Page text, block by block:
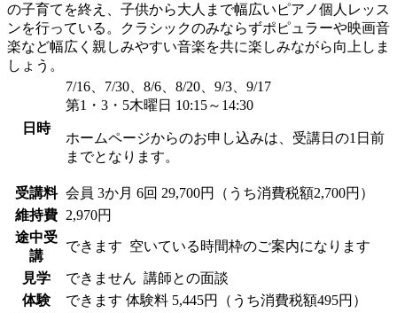
の子育てを終え、子供から大人まで幅広いピアノ個人レッス
ンを行っている。クラシックのみならずポピュラーや映画音
楽など幅広く親しみやすい音楽を共に楽しみながら向上しま
しょう。
日時
7/16、7/30、8/6、8/20、9/3、9/17
第1・3・5木曜日 10:15～14:30
ホームページからのお申し込みは、受講日の1日前
までとなります。
受講料 会員 3か月 6回 29,700円（うち消費税額2,700円）
維持費
2,970円
途中受
講
できます 空いている時間枠のご案内になります
見学 できません 講師との面談
体験
できます 体験料 5,445円（うち消費税額495円）